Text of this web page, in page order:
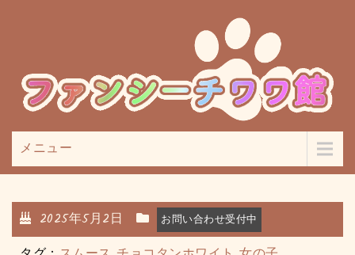
メニュー
2025年5月2日 お問い合わせ受付中